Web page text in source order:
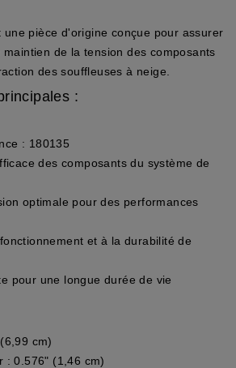
une pièce d'origine conçue pour assurer
de la tension des composants
des souffleuses à neige.
:
: 180135
des composants du système de
optimale pour des performances
et à la durabilité de
pour une longue durée de vie
cm)
:0.576" (1,46 cm)